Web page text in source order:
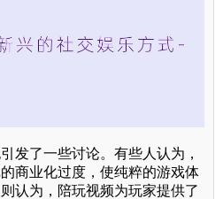
发了一些讨论。有些人认为，
商业化过度，使纯粹的游戏体
认为，陪玩视频为玩家提供了